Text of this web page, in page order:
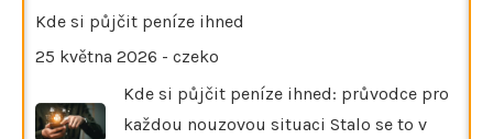
Kde si půjčit peníze ihned
25 května 2026 - czeko
Kde si půjčit peníze ihned: průvodce pro
každou nouzovou situaci Stalo se to v